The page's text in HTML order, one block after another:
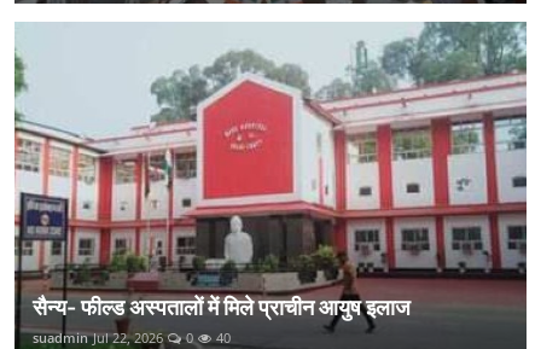
सैन्य- फील्ड अस्पतालों में मिले प्राचीन आयुष इलाज
suadmin Jul 22, 2026 0 40